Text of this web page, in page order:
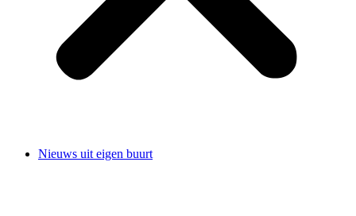
Nieuws uit eigen buurt